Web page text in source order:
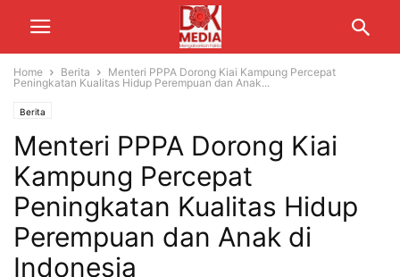
Home Berita
Menteri PPPA Dorong Kiai Kampung Percepat
Peningkatan Kualitas Hidup Perempuan dan Anak...
Berita
Menteri PPPA Dorong Kiai
Kampung Percepat
Peningkatan Kualitas Hidup
Perempuan dan Anak di
Indonesia